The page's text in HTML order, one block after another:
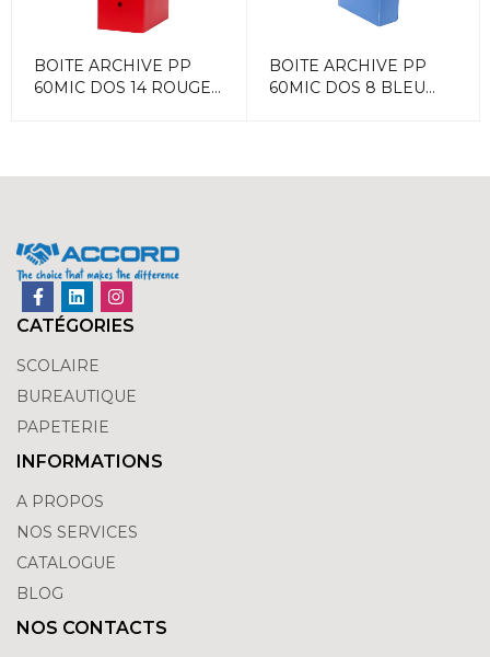
BOITE ARCHIVE PP
60MIC DOS 14 ROUGE
BOITE ARCHIVE PP
60MIC DOS 8 BLEU
CATÉGORIES
SCOLAIRE
BUREAUTIQUE
PAPETERIE
INFORMATIONS
A PROPOS
NOS SERVICES
CATALOGUE
BLOG
NOS CONTACTS